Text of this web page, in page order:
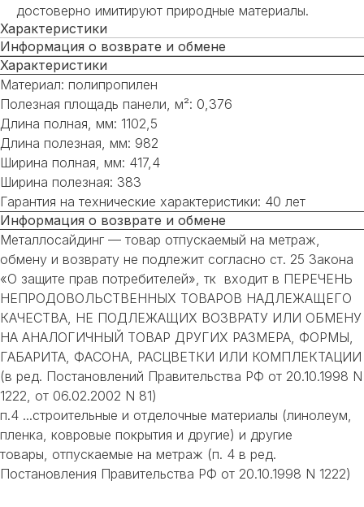
достоверно имитируют природные материалы.
Характеристики
Информация о возврате и обмене
Характеристики
Материал: полипропилен
Полезная площадь панели, м²: 0,376
Длина полная, мм: 1102,5
Длина полезная, мм: 982
Ширина полная, мм: 417,4
Ширина полезная: 383
Гарантия на технические характеристики: 40 лет
Информация о возврате и обмене
Металлосайдинг — товар отпускаемый на метраж,
обмену и возврату не подлежит согласно ст. 25 Закона
«О защите прав потребителей», тк входит в ПЕРЕЧЕНЬ
НЕПРОДОВОЛЬСТВЕННЫХ ТОВАРОВ НАДЛЕЖАЩЕГО
КАЧЕСТВА, НЕ ПОДЛЕЖАЩИХ ВОЗВРАТУ ИЛИ ОБМЕНУ
НА АНАЛОГИЧНЫЙ ТОВАР ДРУГИХ РАЗМЕРА, ФОРМЫ,
ГАБАРИТА, ФАСОНА, РАСЦВЕТКИ ИЛИ КОМПЛЕКТАЦИИ
(в ред. Постановлений Правительства РФ от 20.10.1998 N
1222, от 06.02.2002 N 81)
п.4 ...строительные и отделочные материалы (линолеум,
пленка, ковровые покрытия и другие) и другие
товары, отпускаемые на метраж (п. 4 в ред.
Постановления Правительства РФ от 20.10.1998 N 1222)